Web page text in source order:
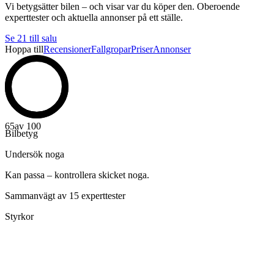
Vi betygsätter bilen – och visar var du köper den. Oberoende
experttester och aktuella annonser på ett ställe.
Se 21 till salu
Hoppa tillRecensionerFallgroparPriserAnnonser
65av 100
Bilbetyg
Undersök noga
Kan passa – kontrollera skicket noga.
Sammanvägt av 15 experttester
Styrkor